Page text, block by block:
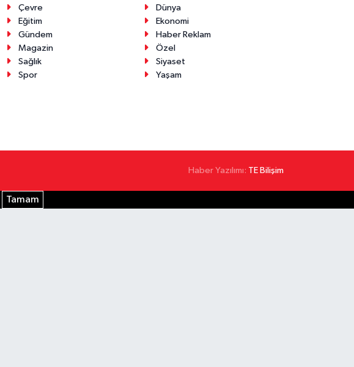
Çevre
Dünya
Eğitim
Ekonomi
Gündem
Haber Reklam
Magazin
Özel
Sağlık
Siyaset
Spor
Yaşam
Haber Yazılımı: TE Bilişim
Tamam